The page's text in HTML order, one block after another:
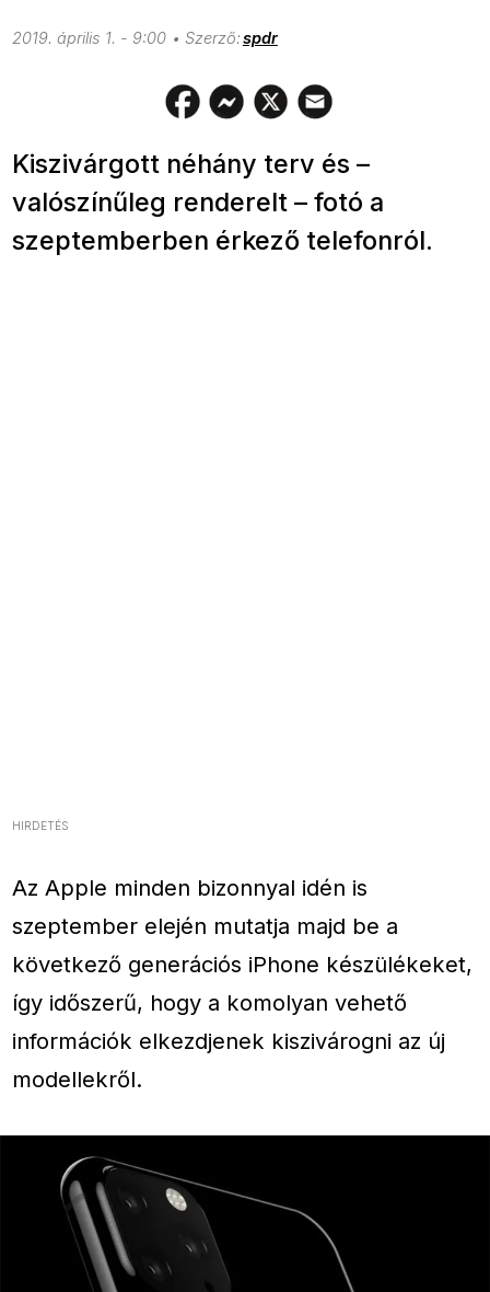
2019. április 1. - 9:00 spdr
Kiszivárgott néhány terv és –
valószínűleg renderelt – fotó a
szeptemberben érkező telefonról.
HIRDETÉS
Az Apple minden bizonnyal idén is
szeptember elején mutatja majd be a
következő generációs iPhone készülékeket,
így időszerű, hogy a komolyan vehető
információk elkezdjenek kiszivárogni az új
modellekről.